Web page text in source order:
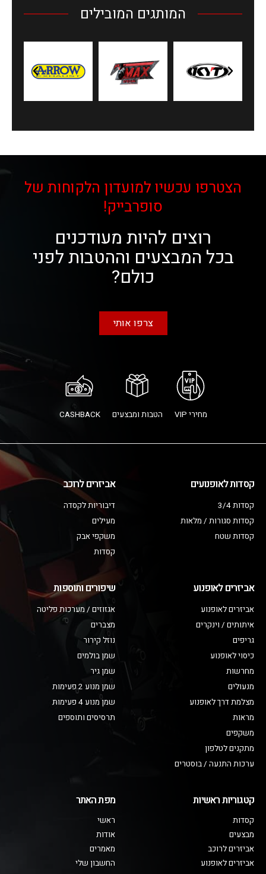
המותגים המובילים
הצטרפו עכשיו למועדון הלקוחות של
סופרבייק!
רוצים להיות מעודכנים
בכל המבצעים וההטבות לפני
כולם?
צרפו אותי
מחירי VIP הטבות ומבצעים CASHBACK
קסדות לאופנועים
קסדות 3/4
קסדות סגורות / מלאות
קסדות שטח
אביזרים לרוכב
דיבוריות לקסדה
מעילים
משקפי אבק
קסדות
אביזרים לאופנוע
אביזרים לאופנוע
איתותים / וינקרים
גריפים
כיסוי לאופנוע
מחרשות
מנעולים
מצלמת דרך לאופנוע
מראות
משקפים
מתקנים לטלפון
ערכות התנעה / בוסטרים
שיפורים ותוספות
אגזוזים / מערכות פליטה
מצברים
נוזל קירור
שמן בולמים
שמן גיר
שמן מנוע 2 פעימות
שמן מנוע 4 פעימות
תרסיסים ותוספים
קטגוריות ראשיות
קסדות
מבצעים
אביזרים לרוכב
אביזרים לאופנוע
מפת האתר
ראשי
אודות
מאמרים
החשבון שלי